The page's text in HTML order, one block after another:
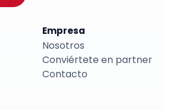
Empresa
Nosotros
Conviértete en partner
Contacto